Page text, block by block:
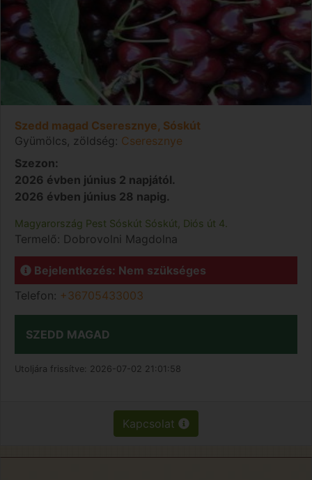
Szedd magad Cseresznye, Sóskút
Gyümölcs, zöldség: Cseresznye
Szezon:
2026 évben június 2 napjától.
2026 évben június 28 napig.
Magyarország Pest Sóskút Sóskút, Diós út 4.
Termelő: Dobrovolni Magdolna
Bejelentkezés: Nem szükséges
Telefon: +36705433003
SZEDD MAGAD
Utoljára frissítve: 2026-07-02 21:01:58
Kapcsolat